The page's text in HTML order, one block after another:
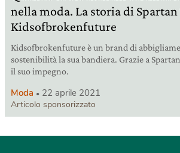
nella moda. La storia di Spartan
Kidsofbrokenfuture
Kidsofbrokenfuture è un brand di
sostenibilità la sua bandiera. Grazie a
il suo impegno.
Moda 22 aprile 2021
Articolo sponsorizzato